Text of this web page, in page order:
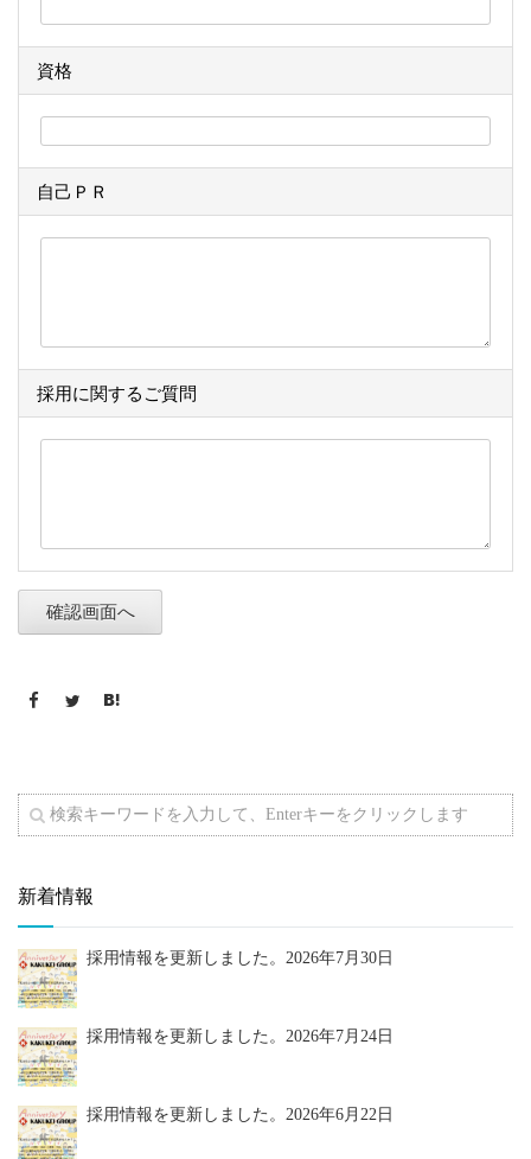
資格
自己ＰＲ
採用に関するご質問
新着情報
採用情報を更新しました。 2026年7月30日
採用情報を更新しました。 2026年7月24日
採用情報を更新しました。 2026年6月22日